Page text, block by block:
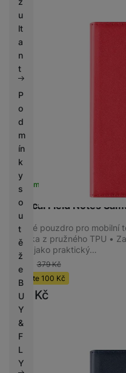
u
lt
a
n
t
P
o
d
m
ín
k
y
s
o
u
t
ě
ž
e
B
U
Y
&
F
L
Y
Tactical Field Notes
Skladem na prodejně
Flipové pouzdro pro
vanička z pružného TPU •
slouží jako praktický…
379Kč
Ušetříte 100 Kč
279 Kč